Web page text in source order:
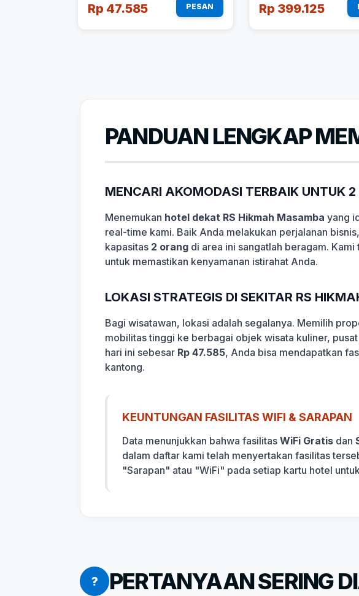
Rp 47.585 PESAN Rp 399.125
PANDUAN LENGKAP
MENCARI AKOMODASI TERBAIK UNTUK 2
Menemukan hotel dekat RS Hikmah Masamba yang
real-time kami. Baik Anda melakukan perjalanan
kapasitas 2 orang di area ini sangatlah beragam.
untuk memastikan kenyamanan istirahat Anda.
LOKASI STRATEGIS DI SEKITAR RS
Bagi wisatawan, lokasi adalah segalanya. Memilih
mobilitas tinggi ke berbagai objek wisata kuliner,
hari ini sebesar Rp 47.585, Anda bisa mendapatkan
kantong.
KEUNTUNGAN FASILITAS WIFI & SARAPAN
Data menunjukkan bahwa fasilitas WiFi Gratis dan
dalam daftar kami telah menyertakan fasilitas
"Sarapan" atau "WiFi" pada setiap kartu hotel
? PERTANYAAN SERING